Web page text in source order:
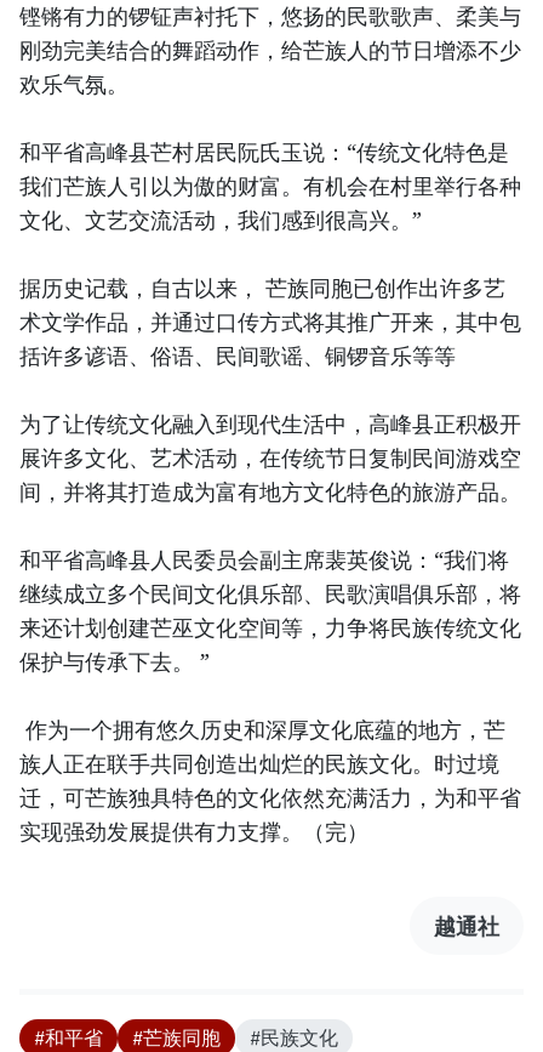
铿锵有力的锣钲声衬托下，悠扬的民歌歌声、柔美与
刚劲完美结合的舞蹈动作，给芒族人的节日增添不少
欢乐气氛。
和平省高峰县芒村居民阮氏玉说：“传统文化特色是
我们芒族人引以为傲的财富。有机会在村里举行各种
文化、文艺交流活动，我们感到很高兴。”
据历史记载，自古以来， 芒族同胞已创作出许多艺
术文学作品，并通过口传方式将其推广开来，其中包
括许多谚语、俗语、民间歌谣、铜锣音乐等等
为了让传统文化融入到现代生活中，高峰县正积极开
展许多文化、艺术活动，在传统节日复制民间游戏空
间，并将其打造成为富有地方文化特色的旅游产品。
和平省高峰县人民委员会副主席裴英俊说：“我们将
继续成立多个民间文化俱乐部、民歌演唱俱乐部，将
来还计划创建芒巫文化空间等，力争将民族传统文化
保护与传承下去。 ”
作为一个拥有悠久历史和深厚文化底蕴的地方，芒
族人正在联手共同创造出灿烂的民族文化。时过境
迁，可芒族独具特色的文化依然充满活力，为和平省
实现强劲发展提供有力支撑。（完）
越通社
#和平省 #芒族同胞
#民族文化